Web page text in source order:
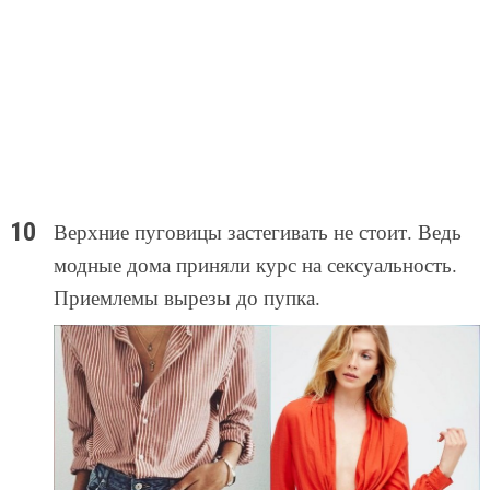
Верхние пуговицы застегивать не стоит. Ведь
модные дома приняли курс на сексуальность.
Приемлемы вырезы до пупка.